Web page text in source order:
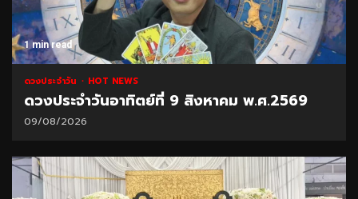
1 min read
ดวงประจำวัน HOT NEWS
ดวงประจำวันอาทิตย์ที่ 9 สิงหาคม พ.ศ.2569
09/08/2026